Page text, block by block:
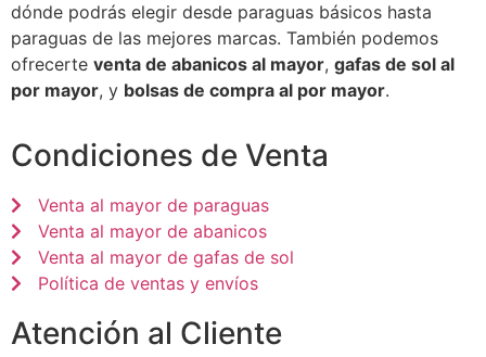
dónde podrás elegir desde paraguas básicos hasta
paraguas de las mejores marcas. También podemos
ofrecerte venta de abanicos al mayor, gafas de sol al
por mayor, y bolsas de compra al por mayor.
Condiciones de Venta
Venta al mayor de paraguas
Venta al mayor de abanicos
Venta al mayor de gafas de sol
Política de ventas y envíos
Atención al Cliente